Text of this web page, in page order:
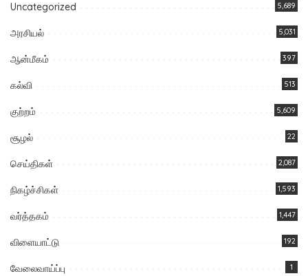
Uncategorized 5,689
அரசியல் 5,031
ஆன்மீகம் 397
கல்வி 513
குற்றம் 5,609
சூழல் 22
செய்திகள் 2,087
நிகழ்ச்சிகள் 1,593
வர்த்தகம் 1,447
விளையாட்டு 192
வேலைவாய்ப்பு 1